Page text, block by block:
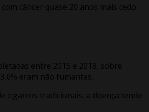
câncer quase 20 anos mais cedo
entre 2015 e 2018, sobre
eram não fumantes.
cigarros tradicionais, a doença tende